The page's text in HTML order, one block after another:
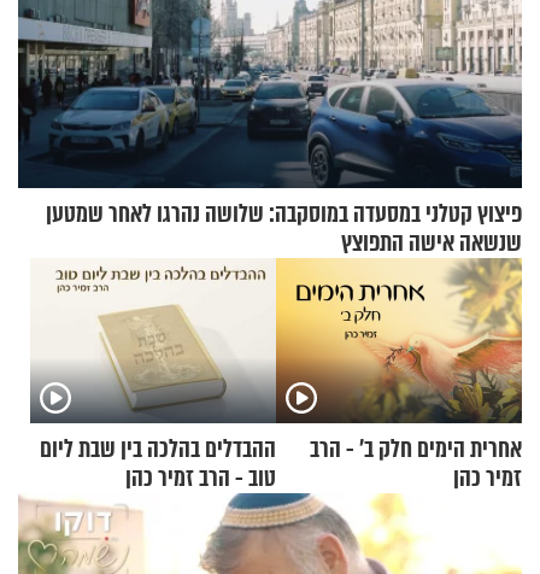
פיצוץ קטלני במסעדה במוסקבה: שלושה נהרגו לאחר שמטען
שנשאה אישה התפוצץ
אחרית הימים חלק ב’ - הרב
זמיר כהן
ההבדלים בהלכה בין שבת ליום
טוב - הרב זמיר כהן